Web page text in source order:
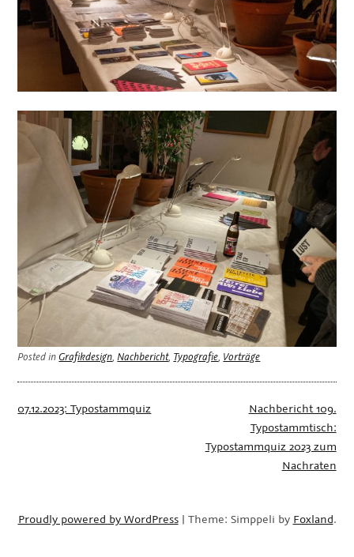
Posted inGrafikdesign,Nachbericht, Typografie, Vorträge
Beitragsnavigation
07.12.2023: Typostammquiz
Nachbericht 109.
Typostammtisch:
Typostammquiz 2023 zum
Nachraten
Proudly powered by WordPress | Theme: Simppeli by Foxland.